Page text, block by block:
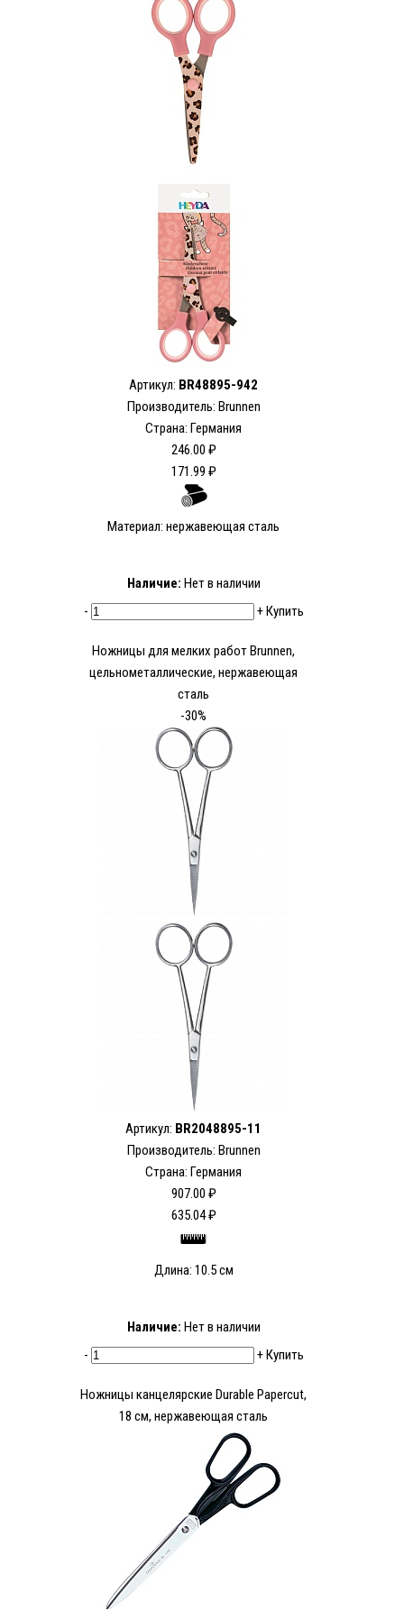
Артикул: BR48895-942
Производитель: Brunnen
Страна: Германия
246.00 ₽
171.99 ₽
Материал: нержавеющая сталь
Наличие: Нет в наличии
-
+Купить
Ножницы для мелких работ Brunnen,
цельнометаллические, нержавеющая
сталь
-30%
Артикул: BR2048895-11
Производитель: Brunnen
Страна: Германия
907.00 ₽
635.04 ₽
Длина: 10.5 см
Наличие: Нет в наличии
-
+Купить
Ножницы канцелярские Durable Papercut,
18 см, нержавеющая сталь